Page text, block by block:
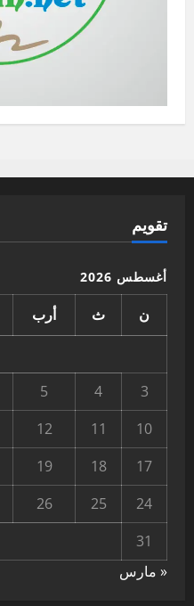
تقويم
أغسطس 2026
ن ث أرب
3
4
5
10
11
12
17
18
19
24
25
26
31
« مارس